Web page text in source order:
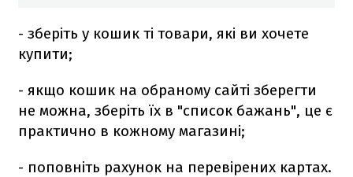
- зберіть у кошик ті товари, які ви хочете
купити;
- якщо кошик на обраному сайті зберегти
не можна, зберіть їх в "список бажань", це є
практично в кожному магазині;
- поповніть рахунок на перевірених картах.